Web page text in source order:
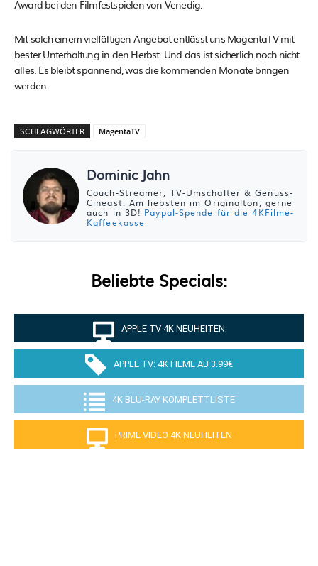
Award bei den Filmfestspielen von Venedig.
Mit solch einem vielfältigen Angebot entlässt uns MagentaTV mit
bester Unterhaltung in den Herbst. Und das ist sicherlich noch nicht
alles. Es bleibt spannend, was die kommenden Monate bringen
werden.
SCHLAGWÖRTER MagentaTV
Dominic Jahn
Couch-Streamer, TV-Umschalter & Genuss-
Cineast. Am liebsten im Originalton, gerne
auch in 3D! Paypal-Spende für die 4KFilme-
Kaffeekasse
Beliebte Specials:
APPLE TV 4K NEUHEITEN
APPLE TV: 4K FILME AB 3.99€
4K BLU-RAY KOMPLETTLISTE
PRIME VIDEO 4K NEUHEITEN